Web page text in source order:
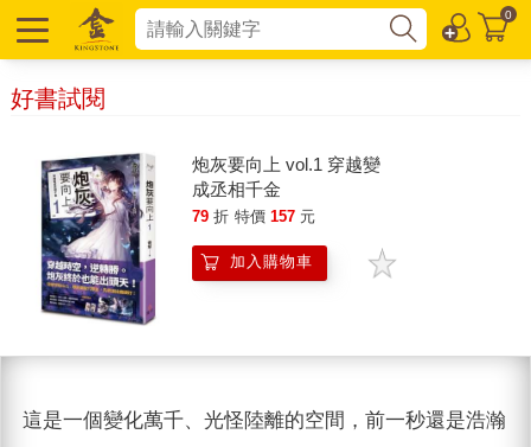
0
好書試閱
炮灰要向上 vol.1 穿越變
成丞相千金
79 折 特價 157 元
加入購物車
這是一個變化萬千、光怪陸離的空間，前一秒還是浩瀚